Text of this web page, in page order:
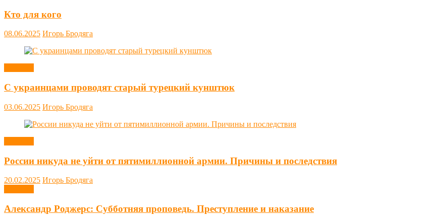
Кто для кого
08.06.2025 Игорь Бродяга
С украинцами проводят старый турецкий кунштюк
03.06.2025 Игорь Бродяга
России никуда не уйти от пятимиллионной армии. Причины и последствия
20.02.2025 Игорь Бродяга
Александр Роджерс: Субботняя проповедь. Преступление и наказание